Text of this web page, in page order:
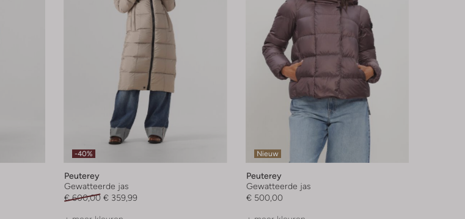
-40%
Peuterey
Gewatteerde jas
€ 600,00 € 359,99
Nieuw
Peuterey
Gewatteerde jas
€ 500,00